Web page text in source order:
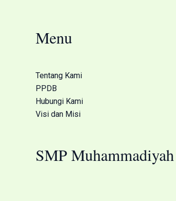
Menu
Tentang Kami
PPDB
Hubungi Kami
Visi dan Misi
SMP